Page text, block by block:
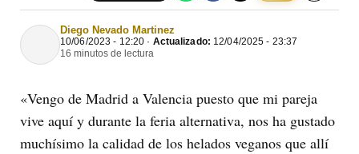
Diego Nevado Martinez
10/06/2023 - 12:20 · Actualizado: 12/04/2025 - 23:37
16 minutos de lectura
«Vengo de Madrid a Valencia puesto que mi pareja
vive aquí y durante la feria alternativa, nos ha gustado
muchísimo la calidad de los helados veganos que allí